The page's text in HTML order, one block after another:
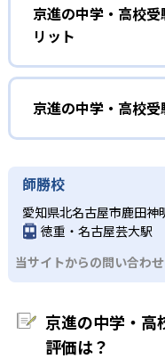
学力や志望
京進トップシグマでは
必要な学習内容の多く
針だが、よりハイレベ
は、家庭学習の方法も
京進の中学・高校
リット
どん
京進トップシグマでは
る。宿題の提出や、
つ。豊富な単元別動画
できる。
京進トップシグマでは
などの礼儀指導も大切
て教えてほしい場合に
もしれない。
京進の中学・高校
京進トップシグマの合
中学校の合格実績
開成中学校 1
洛南高等学校附属
師勝校
愛知県北名古屋市鹿田神
徳重・名古屋芸大駅
当サイトからの問い合わ
京進の中学・高
評価は？